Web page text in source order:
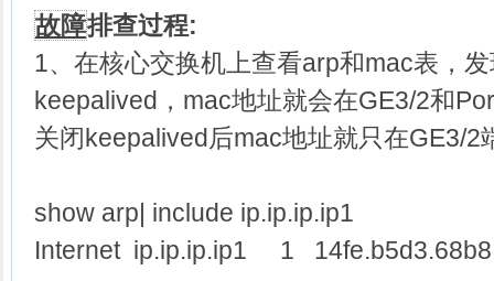
故障排查过程:
1、在核心交换机上查看arp和mac表，
keepalived，mac地址就会在GE3/2和
关闭keepalived后mac地址就只在GE3/2
show arp| include ip.ip.ip.ip1
Internet ip.ip.ip.ip1 1